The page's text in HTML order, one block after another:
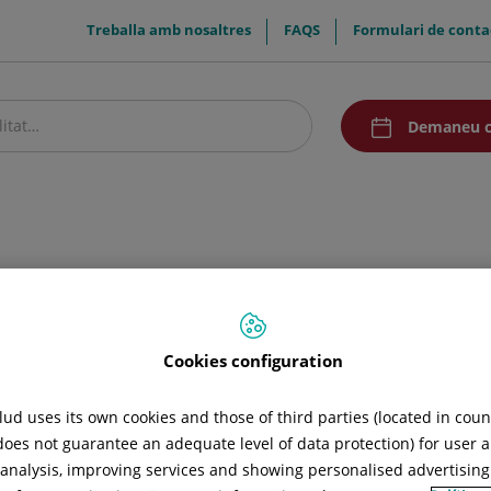
menuTop
Treballa amb nosaltres FAQS Formulari de
menuAcceso
Demaneu
Cookies configuration
uses its own cookies and those of third parties (located in
not guarantee an adequate level of data protection) for user
improving services and showing personalised